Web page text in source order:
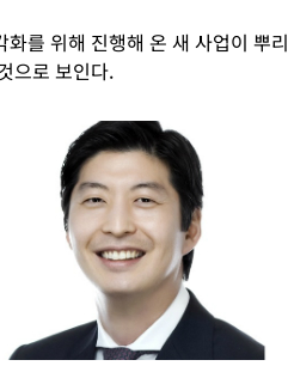
를 위해 진행해 온 새 사업이 뿌리
으로 보인다.